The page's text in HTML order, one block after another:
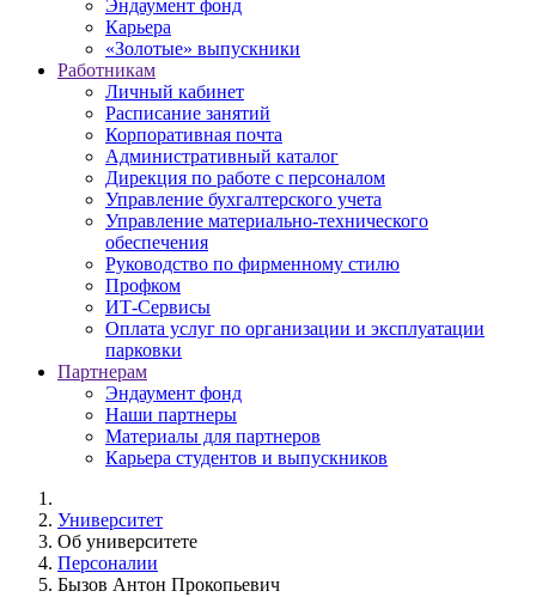
Эндаумент фонд
Карьера
«Золотые» выпускники
Работникам
Личный кабинет
Расписание занятий
Корпоративная почта
Административный каталог
Дирекция по работе с персоналом
Управление бухгалтерского учета
Управление материально-технического
обеспечения
Руководство по фирменному стилю
Профком
ИТ-Сервисы
Оплата услуг по организации и эксплуатации
парковки
Партнерам
Эндаумент фонд
Наши партнеры
Материалы для партнеров
Карьера студентов и выпускников
Университет
Об университете
Персоналии
Бызов Антон Прокопьевич